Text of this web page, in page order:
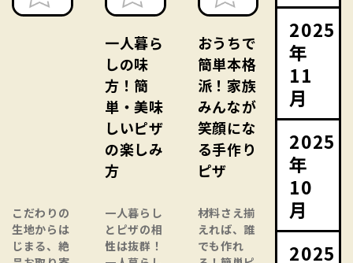
こだわりの
生地からは
じまる、絶
一人暮ら
しの味
方！簡
単・美味
しいピザ
の楽しみ
方
一人暮らし
とピザの相
性は抜群！
おうちで
簡単本格
派！家族
みんなが
笑顔にな
る手作り
ピザ
材料さえ揃
えれば、誰
でも作れ
2025
年
11
月
2025
年
10
月
2025